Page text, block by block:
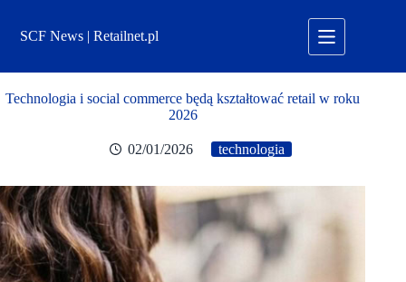
treściSCF News | Retailnet.pl
Technologia i social commerce będą kształtować retail w roku
2026
02/01/2026 technologia